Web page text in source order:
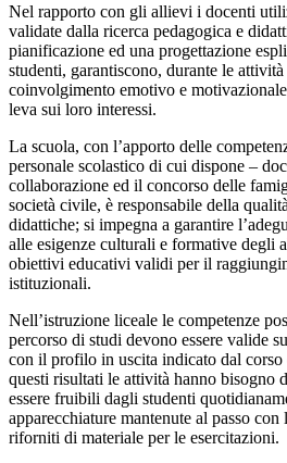
Nel rapporto con gli allievi i docenti
validate dalla ricerca pedagogica e
pianificazione ed una progettazione
studenti, garantiscono, durante le
coinvolgimento emotivo e
leva sui loro interessi.
La scuola, con l’apporto delle
personale scolastico di cui dispone –
collaborazione ed il concorso delle
società civile, è responsabile della
didattiche; si impegna a garantire
alle esigenze culturali e formative degli
obiettivi educativi validi per il
istituzionali.
Nell’istruzione liceale le competenze
percorso di studi devono essere valide
con il profilo in uscita indicato dal corso
questi risultati le attività hanno bisogno
essere fruibili dagli studenti
apparecchiature mantenute al passo
riforniti di materiale per le esercitazioni.